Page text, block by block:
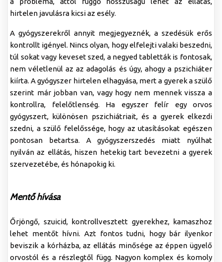
hirtelen javulásra kicsi az esély.
A gyógyszerekről annyit megjegyeznék, a szedésük erős
kontrollt igényel. Nincs olyan, hogy elfelejti valaki beszedni,
túl sokat vagy keveset szed, a negyed tabletták is fontosak,
nem véletlenül az az adagolás és úgy, ahogy a pszichiáter
kiírta. A gyógyszer hirtelen elhagyása, mert a gyerek a szülő
szerint már jobban van, vagy hogy nem mennek vissza a
kontrollra, felelőtlenség. Ha egyszer felír egy orvos
gyógyszert, különösen pszichiátriait, és a gyerek elkezdi
szedni, a szülő felelőssége, hogy az utasításokat egészen
pontosan betartsa. A gyógyszerszedés miatt nyúlhat
nyilván az ellátás, hiszen hetekig tart bevezetni a gyerek
szervezetébe, és hónapokig ki.
Mentő hívása
Őrjöngő, szuicid, kontrollvesztett gyerekhez, kamaszhoz
lehet mentőt hívni. Azt fontos tudni, hogy bár ilyenkor
beviszik a kórházba, az ellátás minősége az éppen ügyelő
orvostól és a részlegtől függ. Nagyon komplex és komoly